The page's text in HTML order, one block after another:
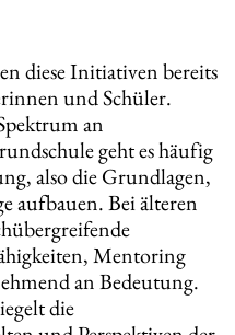
diese Initiativen bereits
und Schüler.
an
geht es häufig
also die Grundlagen,
aufbauen. Bei älteren
Mentoring
an Bedeutung.
die